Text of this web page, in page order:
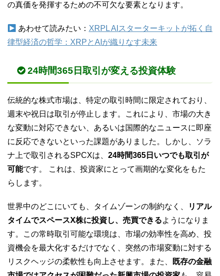
の真価を発揮するための不可欠な要素となります。
あわせて読みたい： XRPL AIスターターキットが拓く自
律型経済の哲学：XRPとAIが織りなす未来
24時間365日取引が変える投資体験
伝統的な株式市場は、特定の取引時間に限定されており、
週末や祝日は取引が停止します。これにより、市場の大き
な変動に対応できない、あるいは国際的なニュースに即座
に反応できないといった課題がありました。しかし、ソラ
ナ上で取引されるSPCXは、 24時間365日いつでも取引が
可能です。 これは、投資家にとって画期的な変化をもた
らします。
世界中のどこにいても、タイムゾーンの制約なく、
リアル
タイムでスペースX株に投資し、売買できるようになりま
す。この常時取引可能な環境は、市場の効率性を高め、投
資機会を最大化するだけでなく、突然の市場変動に対する
リスクヘッジの柔軟性も向上させます。また、
既存の金融